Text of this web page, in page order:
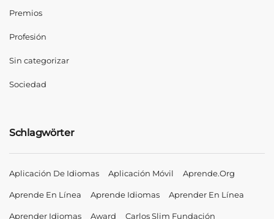
Premios
Profesión
Sin categorizar
Sociedad
Schlagwörter
Aplicación De Idiomas Aplicación Móvil Aprende.org
Aprende En Línea Aprende Idiomas Aprender En Línea
Aprender Idiomas Award Carlos Slim Fundación